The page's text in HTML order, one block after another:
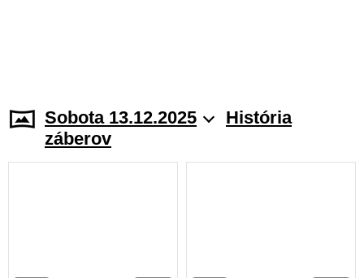
Sobota 13.12.2025
História
záberov